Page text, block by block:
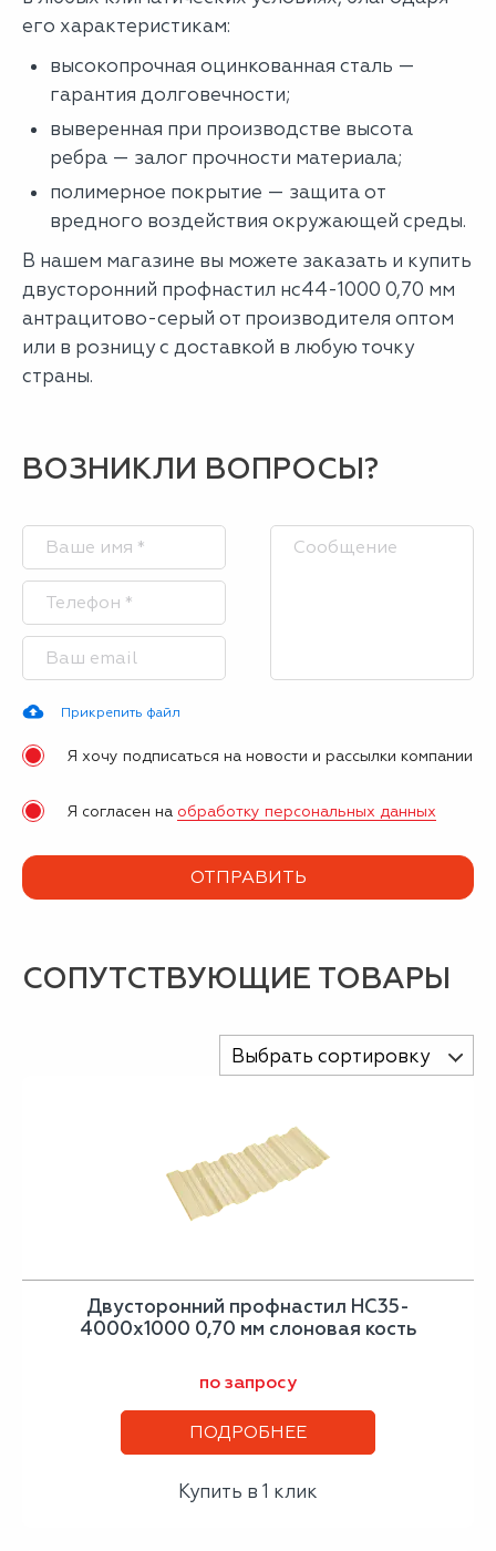
его характеристикам:
высокопрочная оцинкованная сталь —
гарантия долговечности;
выверенная при производстве высота
ребра — залог прочности материала;
полимерное покрытие — защита от
вредного воздействия окружающей среды.
В нашем магазине вы можете заказать и купить
двусторонний профнастил нс44-1000 0,70 мм
антрацитово-серый от производителя оптом
или в розницу с доставкой в любую точку
страны.
ВОЗНИКЛИ ВОПРОСЫ?
Прикрепить файл
Я хочу подписаться на новости и рассылки компании
Я согласен на обработку персональных данных
СОПУТСТВУЮЩИЕ ТОВАРЫ
Выбрать сортировку
Двусторонний профнастил НС35-
4000х1000 0,70 мм слоновая кость
по запросу
ПОДРОБНЕЕ
Купить в 1 клик